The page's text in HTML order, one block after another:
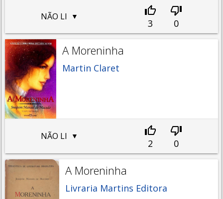
NÃO LI
3 0
A Moreninha
Martin Claret
NÃO LI
2 0
A Moreninha
Livraria Martins Editora